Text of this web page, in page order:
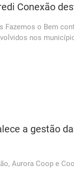
Conexão
Fazemos o Bem
nos
a gestão
Aurora Coop e